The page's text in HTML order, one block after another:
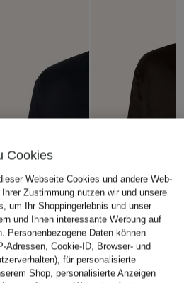
Cookies
Webseite Cookies und andere Web-
Ihrer Zustimmung nutzen wir und unsere
um Ihr Shoppingerlebnis und unser
und Ihnen interessante Werbung auf
Personenbezogene Daten können
Adressen, Cookie-ID, Browser- und
für personalisierte
Shop, personalisierte Anzeigen